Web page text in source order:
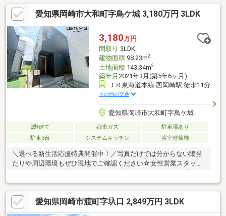
◎駐車3台可能！◎WICやシューズインクローゼットなど収納が豊
富です♪【返済例】月々76、704円3180万円借入、変動金利
0.75％、40年、ボーナス払い0円。別途諸費用。※月々のお支払い
はボーナス有無や、ご返済年数など様々なプランをご相談できま
す！【学校】◎矢作南小学校 徒歩約9分◎矢作中学校 徒歩約
33分
愛知県岡崎市大和町字鳥ケ城 3,180万円 3LDK
3,180万円
間取り 3LDK
建物面積98.23m2
土地面積143.34m2
築年月 2021年3月(築5年6ヶ月)
ＪＲ東海道本線 西岡崎駅 徒歩11分
その他の交通
愛知県岡崎市大和町字鳥ケ城
2階建て 都市ガス
駐車場あり
駐車3台
システムキッチン 浴室乾燥機
＼選べる新生活応援特典開催中！／写真だけでは分からない陽当
たりや周辺環境もぜひ現地でご確認ください☆女性営業スタッフ
すめポイント】◆JR「西岡崎」駅徒歩約9分の好立地◆名鉄バス
「牧内」停まで徒歩約4分とバスも利用可能◆2021年3月築の築浅
物件◆カースペース3台分あり◆スーパーや商業施設が徒歩圏内
で生活利便性◎【周辺環境】◆矢作南小学校…徒歩6分◆北部中学
愛知県岡崎市渡町字圦口 2,849万円 3LDK